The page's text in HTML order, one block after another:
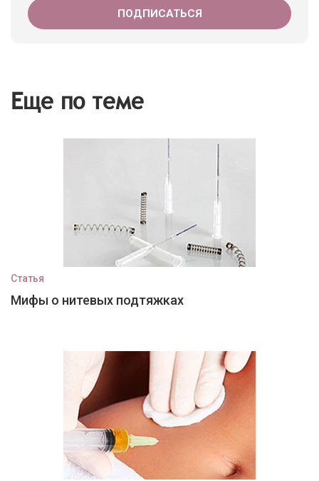
Еще по теме
Статья
Мифы о нитевых подтяжках